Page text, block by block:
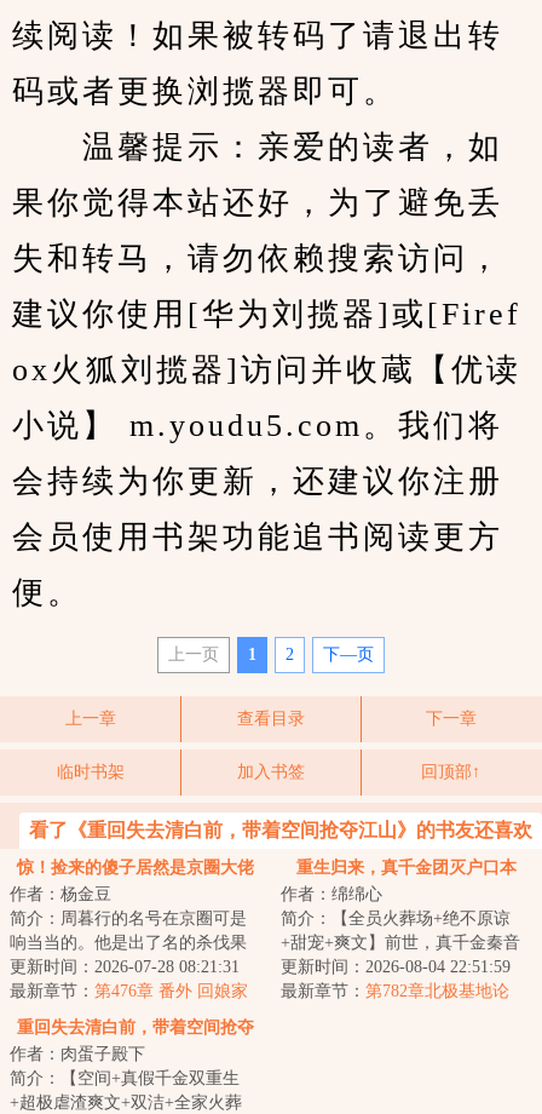
续阅读！如果被转码了请退出转
码或者更换浏揽器即可。
温馨提示：亲爱的读者，如
果你觉得本站还好，为了避免丢
失和转马，请勿依赖搜索访问，
建议你使用[华为刘揽器]或[Firef
ox火狐刘揽器]访问并收蔵【优读
小说】 m.youdu5.com。我们将
会持续为你更新，还建议你注册
会员使用书架功能追书阅读更方
便。
上一页 1 2 下—页
上一章 查看目录 下一章
临时书架 加入书签 回顶部↑
看了《重回失去清白前，带着空间抢夺江山》的书友还喜欢
惊！捡来的傻子居然是京圈大佬
作者：杨金豆
简介：周暮行的名号在京圈可是
响当当的。他是出了名的杀伐果
断，腹黑无情，在一众兄弟里
面，优秀到让人望...
更新时间：2026-07-28 08:21:31
最新章节： 第476章 番外 回娘家
（下）
重生归来，真千金团灭户口本
作者：绵绵心
简介：【全员火葬场+绝不原谅
+甜宠+爽文】前世，真千金秦音
认亲回家后拼命讨好付出，渴求
亲情，临死前全...
更新时间：2026-08-04 22:51:59
最新章节： 第782章北极基地论
重回失去清白前，带着空间抢夺
江山
作者：肉蛋子殿下
简介：【空间+真假千金双重生
+超极虐渣爽文+双洁+全家火葬